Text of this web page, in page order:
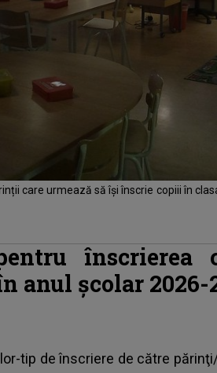
care urmează să își înscrie copiii în
anul școlar 2026-
tip de înscriere de către